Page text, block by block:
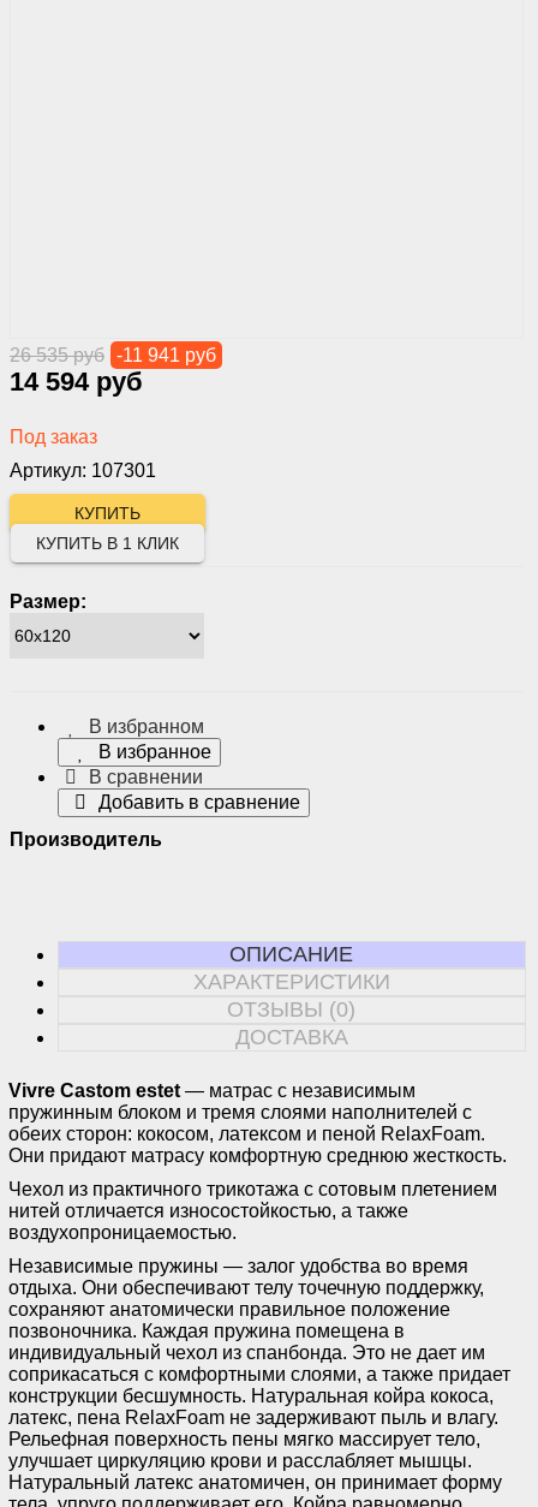
26 535 руб -11 941 руб
14 594 руб
Под заказ
Артикул: 107301
Размер:
КУПИТЬ В 1 КЛИК
В избранном
В избранное
В сравнении
Добавить в сравнение
Производитель
ОПИСАНИЕ
ХАРАКТЕРИСТИКИ
ОТЗЫВЫ (0)
ДОСТАВКА
Vivre Castom estet — матрас с независимым
пружинным блоком и тремя слоями наполнителей с
обеих сторон: кокосом, латексом и пеной RelaxFoam.
Они придают матрасу комфортную среднюю жесткость.
Чехол из практичного трикотажа с сотовым плетением
нитей отличается износостойкостью, а также
воздухопроницаемостью.
Независимые пружины — залог удобства во время
отдыха. Они обеспечивают телу точечную поддержку,
сохраняют анатомически правильное положение
позвоночника. Каждая пружина помещена в
индивидуальный чехол из спанбонда. Это не дает им
соприкасаться с комфортными слоями, а также придает
конструкции бесшумность. Натуральная койра кокоса,
латекс, пена RelaxFoam не задерживают пыль и влагу.
Рельефная поверхность пены мягко массирует тело,
улучшает циркуляцию крови и расслабляет мышцы.
Натуральный латекс анатомичен, он принимает форму